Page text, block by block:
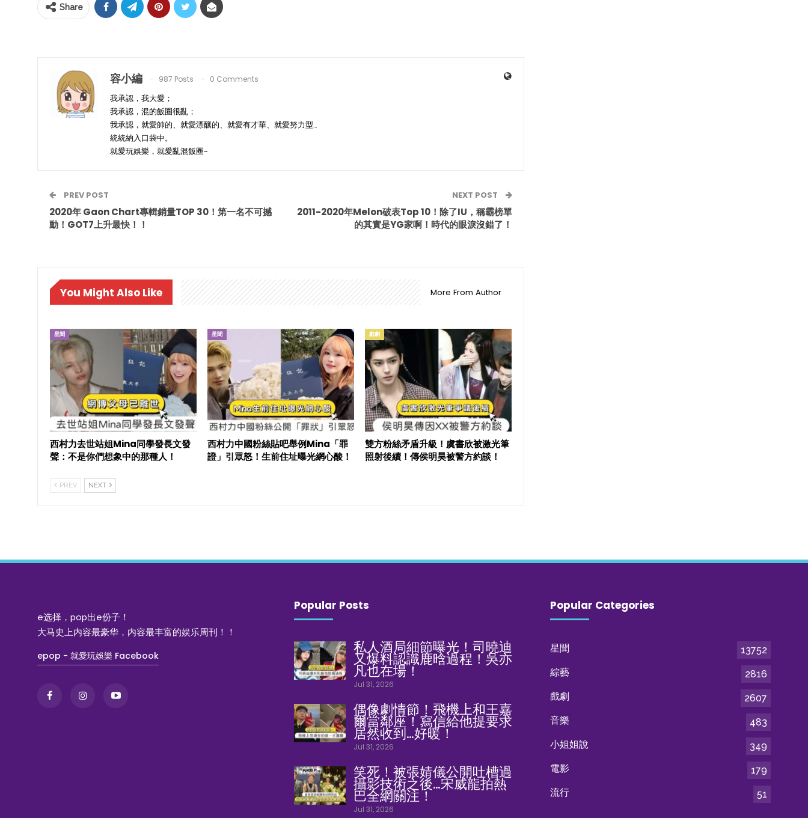
Share
容小編 987 Posts 0 Comments
我承認，我大愛；
我承認，混的飯圈很亂；
我承認，就愛帥的、就愛漂釀的、就愛有才華、就愛努力型…
統統納入口袋中。
就愛玩娛樂，就愛亂混飯圈~
PREV POST
2020年 Gaon Chart專輯銷量TOP 30！第一名不可撼
動！GOT7上升最快！！
NEXT POST
2011-2020年Melon破表Top 10！除了IU，稱霸榜單
的其實是YG家啊！時代的眼淚沒錯了！
You Might Also Like More From Author
星聞
西村力去世站姐Mina同學發長文發
聲：不是你們想象中的那種人！
星聞
西村力中國粉絲貼吧舉例Mina「罪
證」引眾怒！生前住址曝光網心酸！
戲劇
雙方粉絲矛盾升級！虞書欣被激光筆
照射後續！傳侯明昊被警方約談！
PREV NEXT
e选择，pop出e份子！
大马史上内容最豪华，内容最丰富的娱乐周刊！！
epop - 就愛玩娛樂 Facebook
Popular Posts
私人酒局細節曝光！司曉迪
又爆料認識鹿晗過程！吳亦
凡也在場！
Jul 31, 2026
偶像劇情節！飛機上和王嘉
爾當鄰座！寫信給他提要求
居然收到…好暖！
Jul 31, 2026
笑死！被張婧儀公開吐槽過
攝影技術之後…宋威龍拍熱
巴全網關注！
Jul 31, 2026
Popular Categories
星聞
13752
綜藝
2816
戲劇
2607
音樂
483
小姐姐說
349
電影
179
流行
51